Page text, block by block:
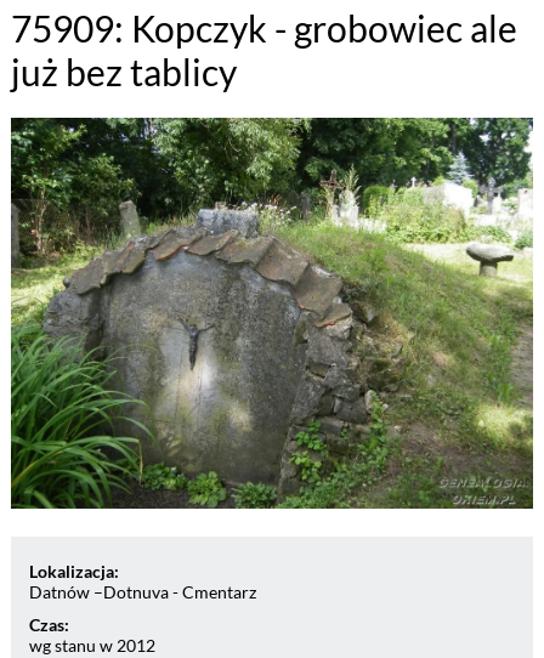
75909: Kopczyk - grobowiec ale
już bez tablicy
Lokalizacja:
Datnów –Dotnuva - Cmentarz
Czas:
wg stanu w 2012